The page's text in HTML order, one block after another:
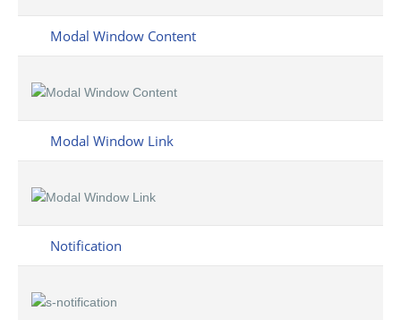
Modal Window Content
Modal Window Link
Notification